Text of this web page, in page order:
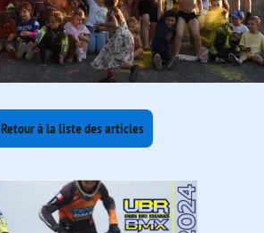
Retour à la liste des articles